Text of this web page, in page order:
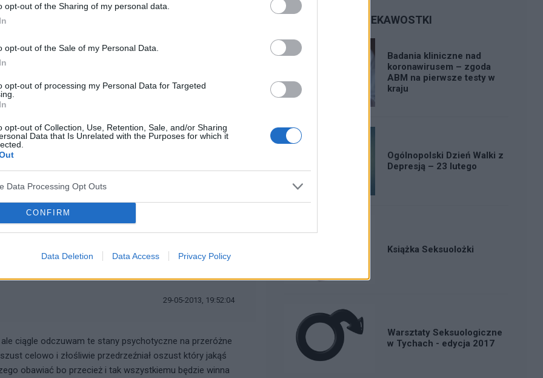
opt-out of the Sharing of my personal data.
opt-out of the Sale of my Personal Data.
opt-out of processing my Personal Data for Targeted
opt-out of Collection, Use, Retention, Sale, and/or Sharing
Data that Is Unrelated with the Purposes for which it
Data Processing Opt Outs
CONFIRM
Data Deletion Data Access Privacy Policy
przemoc emocjonalana , fizyczna). oceniana z punktu raczej
taki problem zaczyna sie od zbadania takich rzeczy jak
29-05-2013, 19:02:50
wW dzieciństwie ojciec zabrał oszczędności i zniknął.
było były tylko awantury alkohol próba samobójcza matki.
w wieku przedszkolnym potem w podstawówce. W
było normalnie pozytywnie.
cytuj zgłoś do moderacji
29-05-2013, 19:52:04
ciągle odczuwam te stany psychotyczne na przeróżne
celowo i złośliwie przedrzeźniał oszust który jakąś
obawiać bo przecież i tak wszystkiemu będzie winna
CIEKAWOSTKI
Badania kliniczne nad
koronawirusem – zgoda
ABM na pierwsze testy w
kraju
Ogólnopolski Dzień Walki z
Depresją – 23 lutego
Książka Seksuolożki
Warsztaty Seksuologiczne
w Tychach - edycja 2017